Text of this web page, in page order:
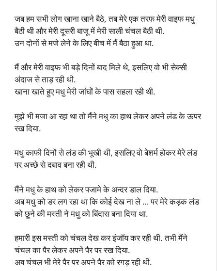
जब हम सभी लोग खाना खाने बैठे, तब मेरे एक तरफ मेरी वाइफ मधु
बैठी थी और मेरी दूसरी बाजू में मेरी साली चंचल बैठी थी.
उन दोनों से मजे लेने के लिए बीच में मैं बैठा हुआ था.
मैं और मेरी वाइफ भी बड़े दिनों बाद मिले थे, इसलिए वो भी सेक्सी
अंदाज से ताड़ रही थी.
खाना खाते हुए मधु मेरी जांघों के पास सहला रही थी.
मुझे भी मजा आ रहा था तो मैंने मधु का हाथ लेकर अपने लंड के ऊपर
रख दिया.
मधु काफी दिनों से लंड की भूखी थी, इसलिए वो बेशर्म होकर मेरे लंड
पर अच्छे से दबाव बना रही थी.
मैंने मधु के हाथ को लेकर पजामे के अन्दर डाल दिया.
अब मधु को डर लग रहा था कि कोई देख ना ले … पर मेरे कड़क लंड
को छूने की मस्ती ने मधु को बिंदास बना दिया था.
हमारी इस मस्ती को चंचल देख कर इंजॉय कर रही थी. तभी मैंने
चंचल का पैर लेकर अपने पैर पर रख दिया.
अब चंचल भी मेरे पैर पर अपने पैर को रगड़ रही थी.